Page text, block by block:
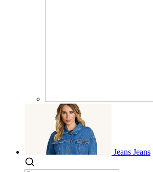
Jeans Jeans